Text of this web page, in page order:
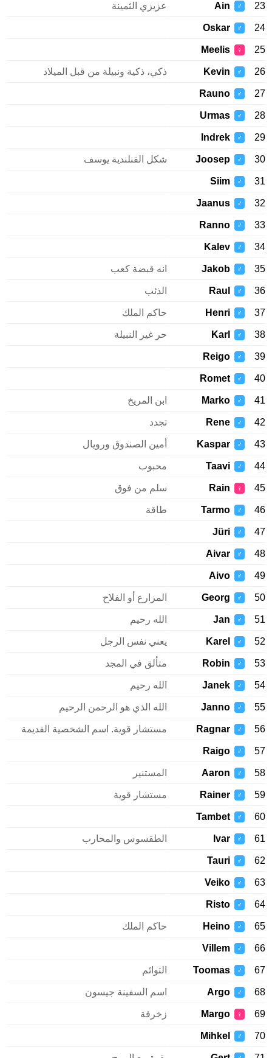
23
♂
Ain عزيزي الثمينة
24
♂
Oskar
25
♀
Meelis
26
♂
Kevin ذكي، ذكية ونبيلة من قبل الميلاد
27
♂
Rauno
28
♂
Urmas
29
♂
Indrek
30
♂
Joosep شكل الفنلندية يوسف
31
♂
Siim
32
♂
Jaanus
33
♂
Ranno
34
♂
Kalev
35
♂
Jakob انه قبضة كعب
36
♂
Raul الذئب
37
♂
Henri حاكم الملك
38
♂
Karl حر غير النبيلة
39
♂
Reigo
40
♂
Romet
41
♂
Marko ابن المريخ
42
♂
Rene تجدد
43
♂
Kaspar أمين الصندوق ورويال
44
♂
Taavi محبوب
45
♀
Rain سلم من فوق
46
♂
Tarmo طاقة
47
♂
Jüri
48
♂
Aivar
49
♂
Aivo
50
♂
Georg المزارع أو الفلاح
51
♂
Jan الله رحيم
52
♂
Karel يعني نفس الرجل
53
♂
Robin متألق في المجد
54
♂
Janek الله رحيم
55
♂
Janno الله الذي هو الرحمن الرحيم
56
♂
Ragnar مستشار قوية. اسم الشخصية القديمة
57
♂
Raigo
58
♂
Aaron المستنير
59
♂
Rainer مستشار قوية
60
♂
Tambet
61
♂
Ivar الطقسوس والمحارب
62
♂
Tauri
63
♂
Veiko
64
♂
Risto
65
♂
Heino حاكم الملك
66
♂
Villem
67
♂
Toomas التوائم
68
♂
Argo اسم السفينة جيسون
69
♀
Margo زخرفة
70
♂
Mihkel